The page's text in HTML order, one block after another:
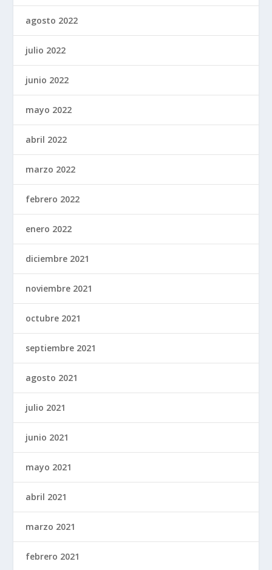
agosto 2022
julio 2022
junio 2022
mayo 2022
abril 2022
marzo 2022
febrero 2022
enero 2022
diciembre 2021
noviembre 2021
octubre 2021
septiembre 2021
agosto 2021
julio 2021
junio 2021
mayo 2021
abril 2021
marzo 2021
febrero 2021